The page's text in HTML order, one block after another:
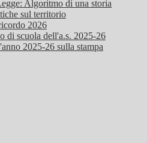
Algoritmo di una storia
sul territorio
2026
di scuola dell'a.s. 2025-26
2025-26 sulla stampa